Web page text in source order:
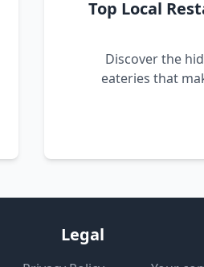
Top Local
Discover the
eateries that
Legal